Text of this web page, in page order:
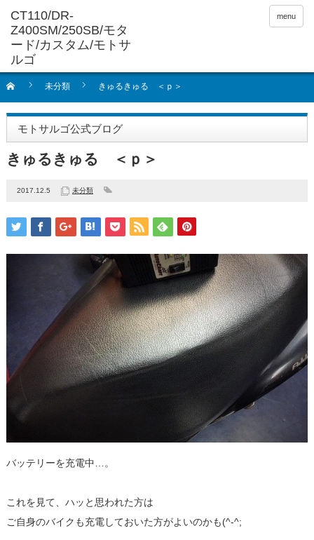
menu
未分類 きゅるきゅる ＜ｐ＞
モトサルゴ公式ブログ
きゅるきゅる ＜ｐ＞
2017.12.5 未分類
バッテリーを充電中…。
これを見て、ハッと思われた方は
ご自身のバイクも充電しておいた方がよいのかも(^-^;